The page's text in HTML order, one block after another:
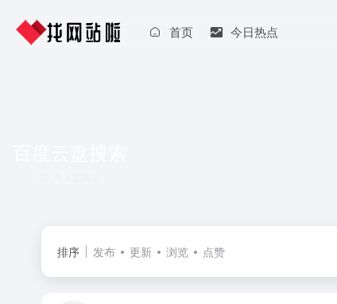
首页 今日热点
排序 发布 更新 浏览 点赞